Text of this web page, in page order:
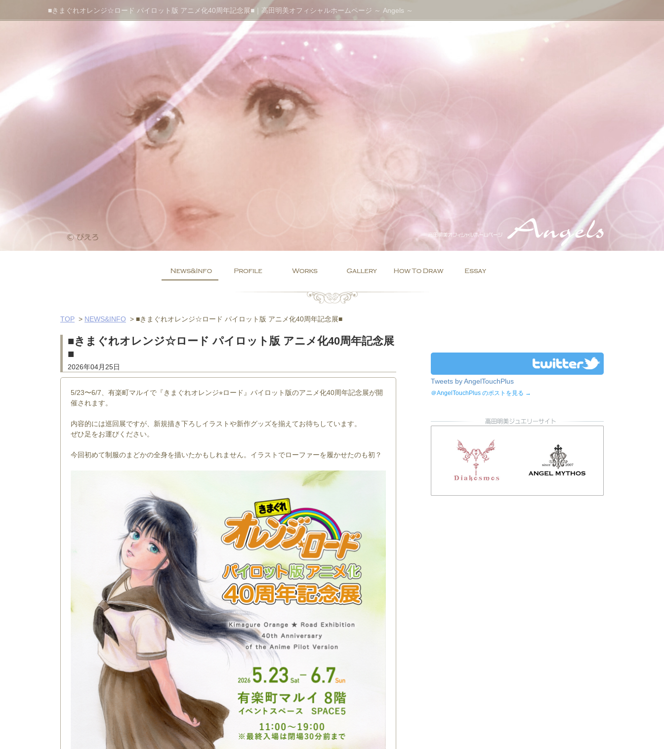
■きまぐれオレンジ☆ロード パイロット版 アニメ化40周年記念展■｜高田明美オフィシャルホームページ ～ Angels ～
TOP > NEWS&INFO > ■きまぐれオレンジ☆ロード パイロット版 アニメ化40周年記念展■
■きまぐれオレンジ☆ロード パイロット版 アニメ化40周年記念展
■
2026年04月25日
5/23〜6/7、有楽町マルイで『きまぐれオレンジ⭐︎ロード』パイロット版のアニメ化40周年記念展が開
催されます。
内容的には巡回展ですが、新規描き下ろしイラストや新作グッズを揃えてお待ちしています。
ぜひ足をお運びください。
今回初めて制服のまどかの全身を描いたかもしれません。イラストでローファーを履かせたのも初？
Tweets by AngelTouchPlus
＠AngelTouchPlus のポストを見る →